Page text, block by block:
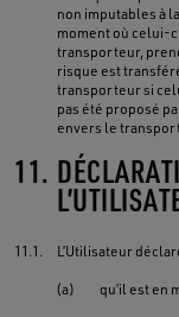
non imputables à
moment où celui-
transporteur,
risque est
transporteur si
pas été proposé
envers le
11.
11.1. L’Utilisateur
(a) qu’il est en